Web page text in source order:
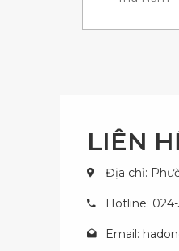
LIÊN
Địa chỉ:
Hotline:
Email: